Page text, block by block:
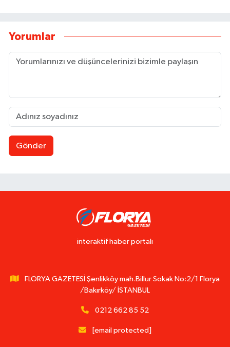
Yorumlar
Gönder
interaktif haber portalı
FLORYA GAZETESİ Şenlikköy mah.Billur Sokak No:2/1 Florya
/Bakırköy/ İSTANBUL
0212 662 85 52
[email protected]